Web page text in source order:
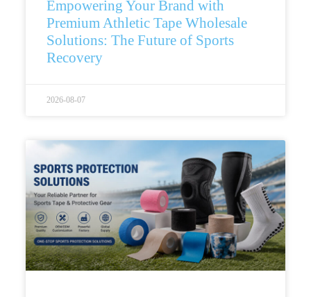
Empowering Your Brand with
Premium Athletic Tape Wholesale
Solutions: The Future of Sports
Recovery
2026-08-07